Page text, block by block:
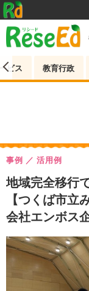
ビス 教育行政
地域完全移行
【つくば市立
会社エンボス
事例 活用例